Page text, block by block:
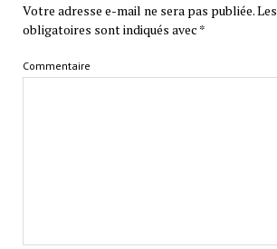
Votre adresse e-mail ne sera pas publiée.
obligatoires sont indiqués avec *
Commentaire